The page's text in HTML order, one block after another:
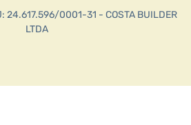
0001-31 - COSTA BUILDER
LTDA